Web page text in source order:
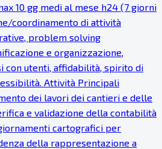
10 gg medi al mese h24 (7 giorni
coordinamento di attività
problem solving
e organizzazione,
con utenti, affidabilità, spirito di
Attività Principali
dei lavori dei cantieri e delle
e validazione della contabilità
cartografici per
della rappresentazione a